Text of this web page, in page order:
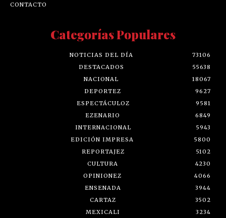
CONTACTO
Categorías Populares
NOTICIAS DEL DÍA
73106
DESTACADOS
55638
NACIONAL
18067
DEPORTEZ
9627
ESPECTÁCULOZ
9581
EZENARIO
6849
INTERNACIONAL
5943
EDICIÓN IMPRESA
5800
REPORTAJEZ
5102
CULTURA
4230
OPINIONEZ
4066
ENSENADA
3944
CARTAZ
3502
MEXICALI
3234